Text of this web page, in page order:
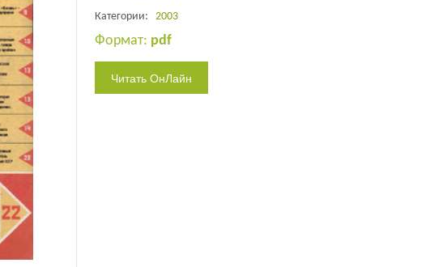
Категории: 2003
Формат: pdf